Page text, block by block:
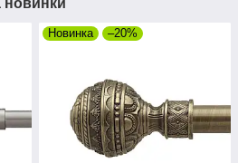
новинки
Новинка –20%